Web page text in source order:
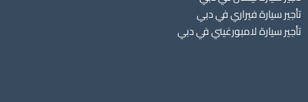
تأجير سيارة فيراري في دبي
تأجير سيارة لامبورغيني في دبي